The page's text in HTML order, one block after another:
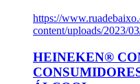
https://
content/uploads/2023/
HEINEKEN®